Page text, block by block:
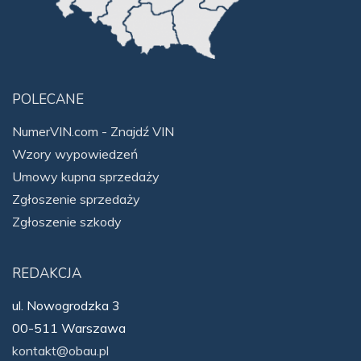
POLECANE
NumerVIN.com - Znajdź VIN
Wzory wypowiedzeń
Umowy kupna sprzedaży
Zgłoszenie sprzedaży
Zgłoszenie szkody
REDAKCJA
ul. Nowogrodzka 3
00-511 Warszawa
kontakt@obau.pl